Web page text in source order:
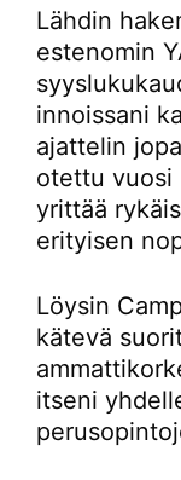
Lähdin
estenomin
innoissani
ajattelin
otettu vuosi
yrittää
erityisen
Löysin
kätevä
itseni